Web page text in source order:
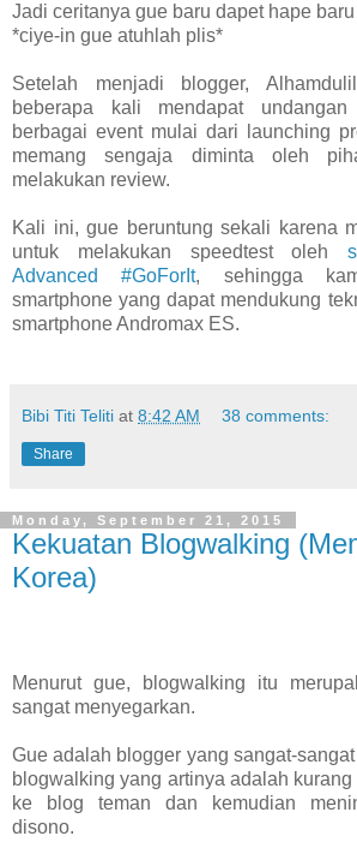
Jadi ceritanya gue baru dapet hape
*ciye-in gue atuhlah plis*
Setelah menjadi blogger,
beberapa kali mendapat
berbagai event mulai dari launching
memang sengaja diminta oleh
melakukan review.
Kali ini, gue beruntung sekali karena
untuk melakukan speedtest oleh
Advanced #GoForIt, sehingga
smartphone yang dapat mendukung
smartphone Andromax ES.
Bibi Titi Teliti at 8:42 AM 38 comments:
Share
Monday, September 21, 2015
Kekuatan Blogwalking
Korea)
Menurut gue, blogwalking itu
sangat menyegarkan.
Gue adalah blogger yang sangat-
blogwalking yang artinya adalah
ke blog teman dan kemudian
disono.